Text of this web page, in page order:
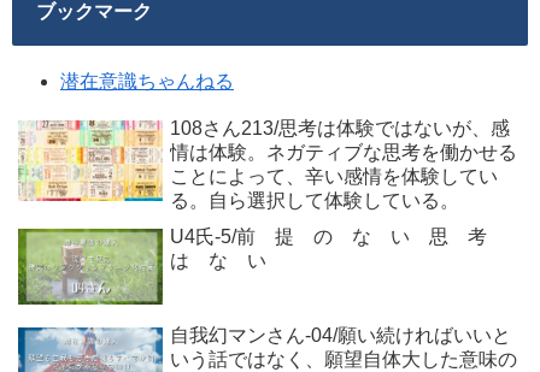
ブックマーク
潜在意識ちゃんねる
108さん213/思考は体験ではないが、感
情は体験。ネガティブな思考を働かせる
ことによって、辛い感情を体験してい
る。自ら選択して体験している。
U4氏-5/前 提 の な い 思 考
は な い
自我幻マンさん-04/願い続ければいいと
いう話ではなく、願望自体大した意味の